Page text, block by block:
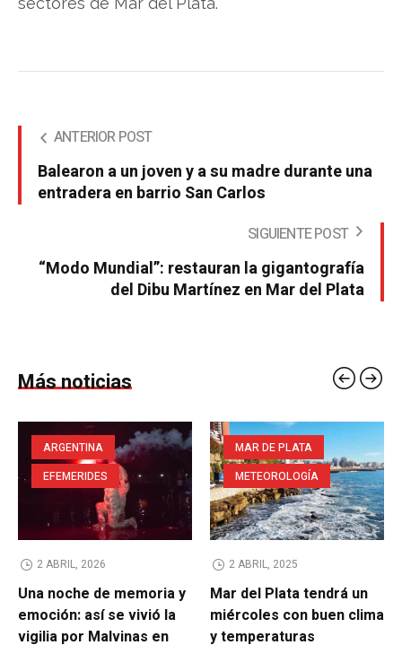
ANTERIOR POST
Balearon a un joven y a su madre durante una
entradera en barrio San Carlos
SIGUIENTE POST
“Modo Mundial”: restauran la gigantografía
del Dibu Martínez en Mar del Plata
Más noticias
ARGENTINA
EFEMERIDES
2 ABRIL, 2026
Una noche de memoria y
emoción: así se vivió la
vigilia por Malvinas en
MAR DE PLATA
METEOROLOGÍA
2 ABRIL, 2025
Mar del Plata tendrá un
miércoles con buen clima
y temperaturas